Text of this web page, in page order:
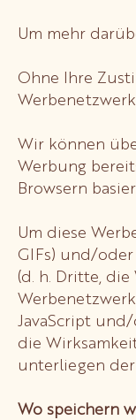
Um mehr
Ohne Ihre
Wir können
Werbung
Browsern
Um diese
GIFs) und/
(d. h. Dritte,
JavaScript
die
unterliegen
Wo speichern